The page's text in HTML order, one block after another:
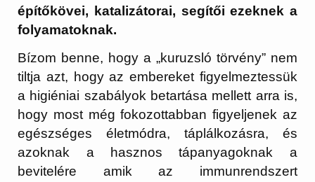
építőkövei, katalizátorai, segítői ezeknek a
folyamatoknak.
Bízom benne, hogy a „kuruzsló törvény” nem
tiltja azt, hogy az embereket figyelmeztessük
a higiéniai szabályok betartása mellett arra is,
hogy most még fokozottabban figyeljenek az
egészséges életmódra, táplálkozásra, és
azoknak a hasznos tápanyagoknak a
bevitelére amik az immunrendszert